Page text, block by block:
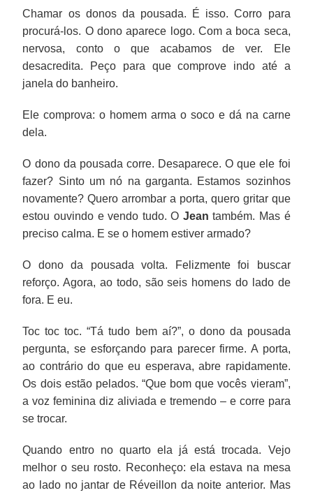
Chamar os donos da pousada. É isso. Corro para
procurá-los. O dono aparece logo. Com a boca seca,
nervosa, conto o que acabamos de ver. Ele
desacredita. Peço para que comprove indo até a
janela do banheiro.
Ele comprova: o homem arma o soco e dá na carne
dela.
O dono da pousada corre. Desaparece. O que ele foi
fazer? Sinto um nó na garganta. Estamos sozinhos
novamente? Quero arrombar a porta, quero gritar que
estou ouvindo e vendo tudo. O Jean também. Mas é
preciso calma. E se o homem estiver armado?
O dono da pousada volta. Felizmente foi buscar
reforço. Agora, ao todo, são seis homens do lado de
fora. E eu.
Toc toc toc. “Tá tudo bem aí?”, o dono da pousada
pergunta, se esforçando para parecer firme. A porta,
ao contrário do que eu esperava, abre rapidamente.
Os dois estão pelados. “Que bom que vocês vieram”,
a voz feminina diz aliviada e tremendo – e corre para
se trocar.
Quando entro no quarto ela já está trocada. Vejo
melhor o seu rosto. Reconheço: ela estava na mesa
ao lado no jantar de Réveillon da noite anterior. Mas